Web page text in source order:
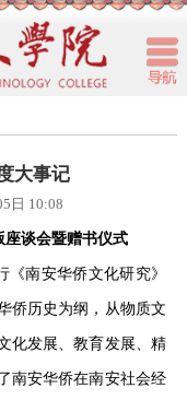
大事记
日 10:08
座谈会暨赠书仪式
南安华侨文化研究》
侨历史为纲，从物质文
化发展、教育发展、精
南安华侨在南安社会经